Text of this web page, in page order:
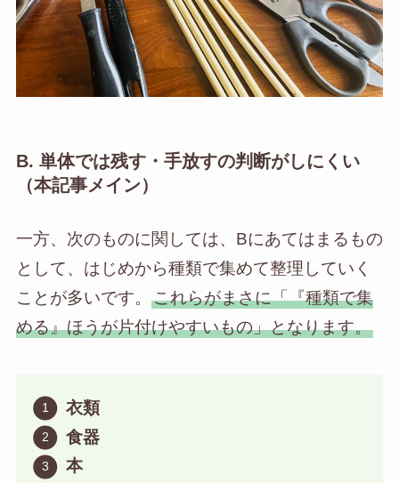
B. 単体では残す・手放すの判断がしにくい
（本記事メイン）
一方、次のものに関しては、Bにあてはまるもの
として、はじめから種類で集めて整理していく
ことが多いです。 これらがまさに「『種類で集
める』ほうが片付けやすいもの」となります。
衣類
食器
本